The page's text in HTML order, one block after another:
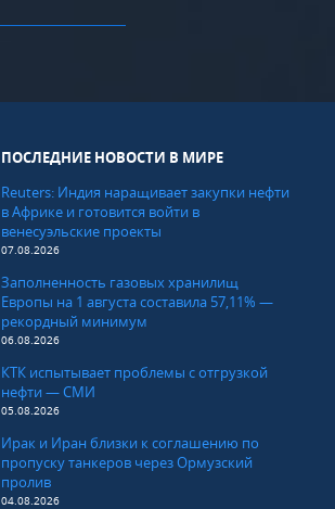
ПОСЛЕДНИЕ НОВОСТИ В МИРЕ
Reuters: Индия наращивает закупки нефти
в Африке и готовится войти в
венесуэльские проекты
07.08.2026
Заполненность газовых хранилищ
Европы на 1 августа составила 57,11% —
рекордный минимум
06.08.2026
КТК испытывает проблемы с отгрузкой
нефти — СМИ
05.08.2026
Ирак и Иран близки к соглашению по
пропуску танкеров через Ормузский
пролив
04.08.2026